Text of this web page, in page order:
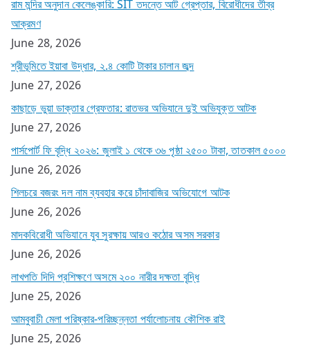
রাম মন্দির অনুদান কেলেঙ্কারি: SIT তদন্তে আট গ্রেপ্তার, বিরোধীদের তীব্র
আক্রমণ
June 28, 2026
শ্রীভূমিতে ইয়াবা উদ্ধার, ২.৪ কোটি টাকার চালান জব্দ
June 27, 2026
কাছাড়ে ভুয়া ডাক্তার গ্রেফতার: রাতভর অভিযানে দুই অভিযুক্ত আটক
June 27, 2026
পার্সপোর্ট ফি বৃদ্ধি ২০২৬: জুলাই ১ থেকে ৩৬ পৃষ্ঠা ২৫০০ টাকা, তাতকাল ৫০০০
June 26, 2026
শিলচরে বজরং দল নাম ব্যবহার করে চাঁদাবাজির অভিযোগে আটক
June 26, 2026
মাদকবিরোধী অভিযানে যুব সুরক্ষায় আরও কঠোর অসম সরকার
June 26, 2026
লাখপতি দিদি প্রশিক্ষণে অসমে ২০০ নারীর দক্ষতা বৃদ্ধি
June 25, 2026
আমবুবাচী মেলা পরিষ্কার-পরিচ্ছন্নতা পর্যালোচনায় কৌশিক রাই
June 25, 2026